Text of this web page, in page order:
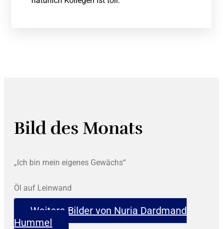
Bild des Monats
„Ich bin mein eigenes Gewächs“
Öl auf Leinwand
Weitere Bilder von Nuria Dardmand
Hummel